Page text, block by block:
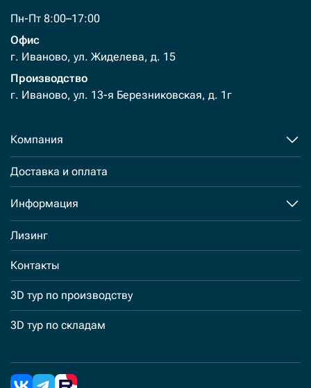
Пн-Пт 8:00–17:00
Офис
г. Иваново, ул. Жиделева, д. 15
Производство
г. Иваново, ул. 13-я Березниковская, д. 1г
Компания
Доставка и оплата
Информация
Лизинг
Контакты
3D тур по производству
3D тур по складам